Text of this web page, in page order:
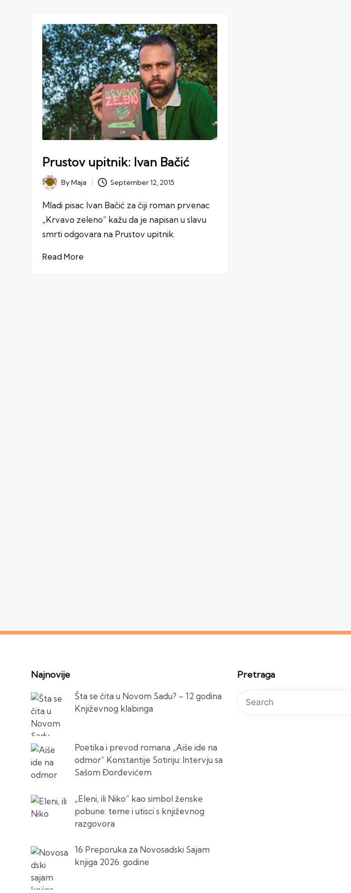
Prustov upitnik: Ivan Bačić
PostedByMaja September 12, 2015
Mladi pisac Ivan Bačić za čiji roman prvenac
„Krvavo zeleno” kažu da je napisan u slavu
smrti odgovara na Prustov upitnik.
Read More
Najnovije
Šta se čita u Novom Sadu? – 12 godina
Književnog klabinga
Poetika i prevod romana „Aiše ide na
odmor“ Konstantije Sotiriju: Intervju sa
Sašom Đorđevićem
„Eleni, ili Niko“ kao simbol ženske
pobune: teme i utisci s književnog
razgovora
16 Preporuka za Novosadski Sajam
knjiga 2026. godine
Pretraga